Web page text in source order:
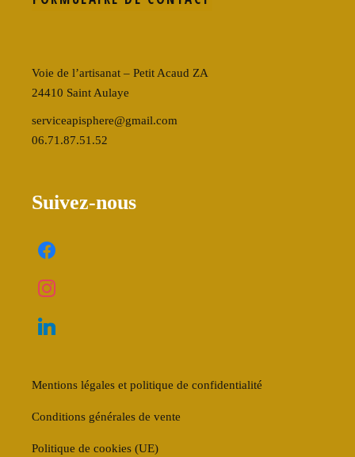
Voie de l’artisanat – Petit Acaud ZA
24410 Saint Aulaye
serviceapisphere@gmail.com
06.71.87.51.52
Suivez-nous
Mentions légales et politique de confidentialité
Conditions générales de vente
Politique de cookies (UE)